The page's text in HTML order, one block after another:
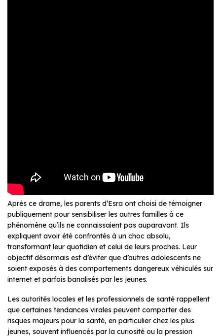
Après ce drame, les parents d’Esra ont choisi de témoigner
publiquement pour sensibiliser les autres familles à ce
phénomène qu’ils ne connaissaient pas auparavant. Ils
expliquent avoir été confrontés à un choc absolu,
transformant leur quotidien et celui de leurs proches. Leur
objectif désormais est d’éviter que d’autres adolescents ne
soient exposés à des comportements dangereux véhiculés sur
internet et parfois banalisés par les jeunes.
Les autorités locales et les professionnels de santé rappellent
que certaines tendances virales peuvent comporter des
risques majeurs pour la santé, en particulier chez les plus
jeunes, souvent influencés par la curiosité ou la pression